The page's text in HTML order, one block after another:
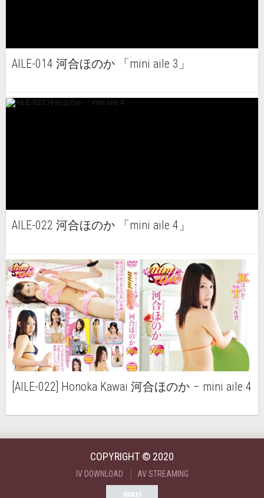
AILE-014 河合ほのか 「mini aile 3」
AILE-022 河合ほのか 「mini aile 4」
[AILE-022] Honoka Kawai 河合ほのか – mini aile 4
COPYRIGHT © 2020
IV DOWNLOAD AV STREAMING